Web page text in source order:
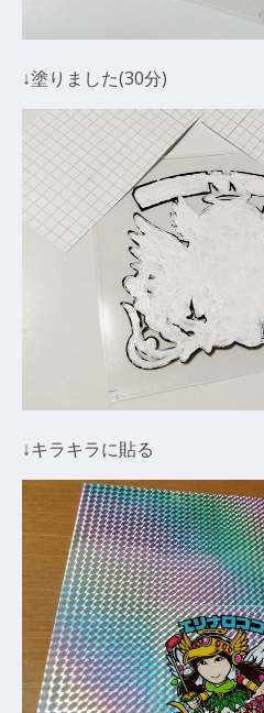
↓塗りました(30分)
↓キラキラに貼る